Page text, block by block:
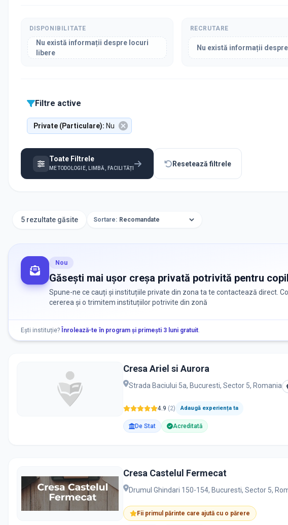
DISPONIBILITATE
Nu există informații despre locuri
libere
RECRUTARE
Nu există informații
Filtre active
Private (Particulare): Nu
Toate Filtrele
METODOLOGIE, LIMBĂ, FACILITĂȚI
Resetează filtrele
5 rezultate găsite Sortare:
Nou
Găsești mai ușor creșa privată potrivită pentru
Spune-ne ce cauți și instituțiile private din zona ta te contactează direct.
cererea și o trimitem instituțiilor potrivite din zonă
Ești instituție? Înrolează-te în program și primești 3 luni gratuit.
Cresa Ariel si Aurora
Strada Baciului 5a, Bucuresti, Sector 5, Romania
4.9 (2) Adaugă experiența ta
De Stat Acreditată
Cresa Castelul Fermecat
Drumul Ghindari 150-154, Bucuresti, Sector 5,
Fii primul părinte care ajută cu o părere